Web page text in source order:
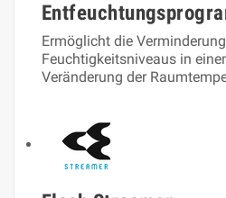
Ermöglicht die
Feuchtigkeitsniveaus in
Veränderung der